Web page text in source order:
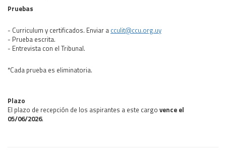
Pruebas
- Curriculum y certificados. Enviar a cculit@ccu.org.uy
- Prueba escrita.
- Entrevista con el Tribunal.
*Cada prueba es eliminatoria.
Plazo
El plazo de recepción de los aspirantes a este cargo vence el
05/06/2026.